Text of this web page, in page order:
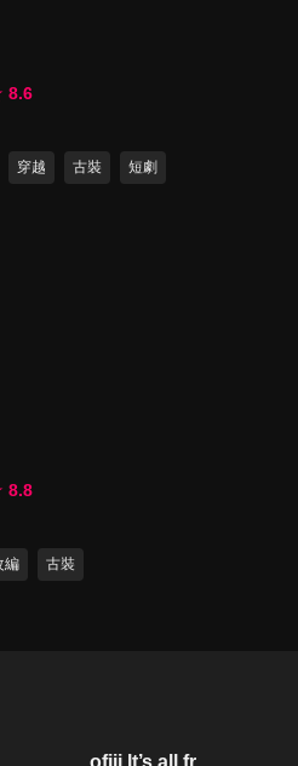
23集
8.6
穿越 古裝 短劇
8.8
編 古裝